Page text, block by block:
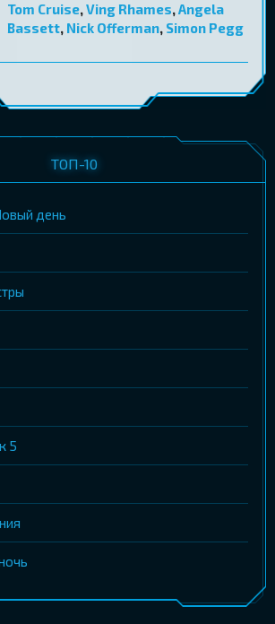
Tom Cruise,Ving Rhames,Angela
Bassett, Nick Offerman, Simon Pegg
ТОП-10
день
5